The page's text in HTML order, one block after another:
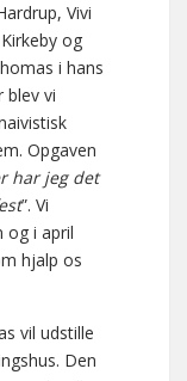
Vivi
og
i hans
blev vi
Opgaven
har jeg det
”. Vi
og i april
hjalp os
vil udstille
Den